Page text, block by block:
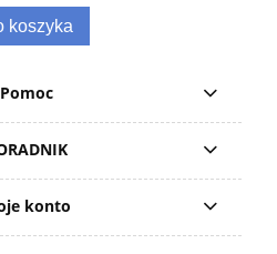
koszyka
Pomoc
konto